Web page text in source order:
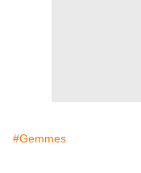
#Gemmes